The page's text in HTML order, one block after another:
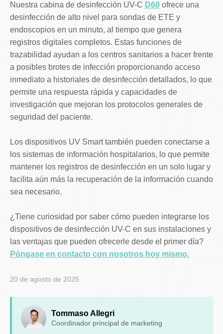
Nuestra cabina de desinfección UV-C D60ofrece una
desinfección de alto nivel para sondas de ETE y
endoscopios en un minuto, al tiempo que genera
registros digitales completos. Estas funciones de
trazabilidad ayudan a los centros sanitarios a hacer frente
a posibles brotes de infección proporcionando acceso
inmediato a historiales de desinfección detallados, lo que
permite una respuesta rápida y capacidades de
investigación que mejoran los protocolos generales de
seguridad del paciente.
Los dispositivos UV Smart también pueden conectarse a
los sistemas de información hospitalarios, lo que permite
mantener los registros de desinfección en un solo lugar y
facilita aún más la recuperación de la información cuando
sea necesario.
¿Tiene curiosidad por saber cómo pueden integrarse los
dispositivos de desinfección UV-C en sus instalaciones y
las ventajas que pueden ofrecerle desde el primer día?
Póngase en contacto con nosotros hoy mismo.
20 de agosto de 2025
Tommaso Allegri
Coordinador principal de marketing